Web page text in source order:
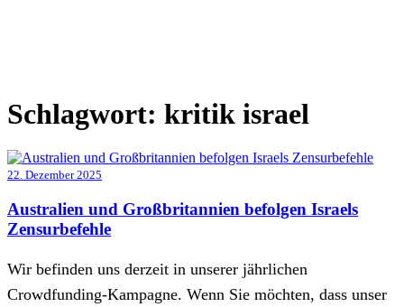
Schlagwort: kritik israel
22. Dezember 2025
Australien und Großbritannien befolgen Israels
Zensurbefehle
Wir befinden uns derzeit in unserer jährlichen
Crowdfunding-Kampagne. Wenn Sie möchten, dass unser